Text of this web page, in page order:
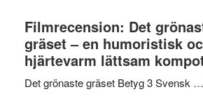
Filmrecension: Det
gräset – en humoristisk
hjärtevarm lättsam
Det grönaste gräset Betyg 3 Svensk …